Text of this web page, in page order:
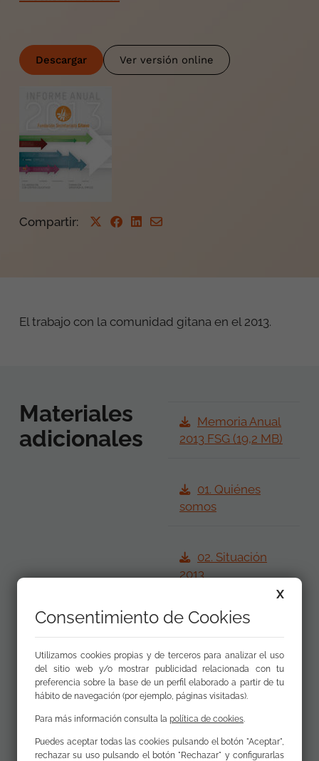
Descargar Ver versión online
Compartir:
El trabajo con la comunidad gitana en el 2013.
Materiales
adicionales
Memoria Anual
2013 FSG (19,2 MB)
01. Quiénes
somos
02. Situación
2013
03. Informe de
actividades
04. Actividades
X
Consentimiento de Cookies
Utilizamos cookies propias y de terceros para analizar el uso
del sitio web y/o mostrar publicidad relacionada con tu
preferencia sobre la base de un perfil elaborado a partir de tu
hábito de navegación (por ejemplo, páginas visitadas).
Para más información consulta la política de cookies.
Puedes aceptar todas las cookies pulsando el botón "Aceptar",
rechazar su uso pulsando el botón "Rechazar" y configurarlas